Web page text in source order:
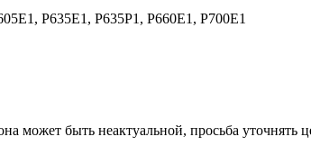
P635E1, P635P1, P660E1, P700E1
может быть неактуальной, просьба уточнять